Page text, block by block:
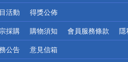
小心！
活動 得獎公佈
採購 購物須知 會員服務條款 隱
公告 意見信箱